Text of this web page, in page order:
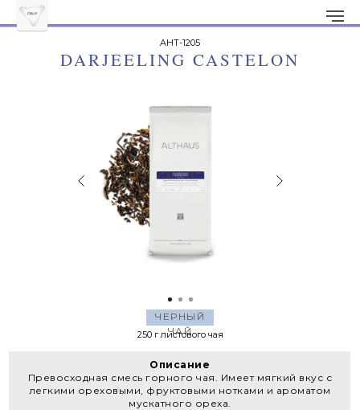
DARJEELING CASTELON
ЧЕРНЫЙ
ЧАЙ
250 г листового чая
AHT-1205
Описание
Превосходная смесь горного чая. Имеет мягкий вкус с
легкими ореховыми, фруктовыми нотками и ароматом
мускатного ореха.